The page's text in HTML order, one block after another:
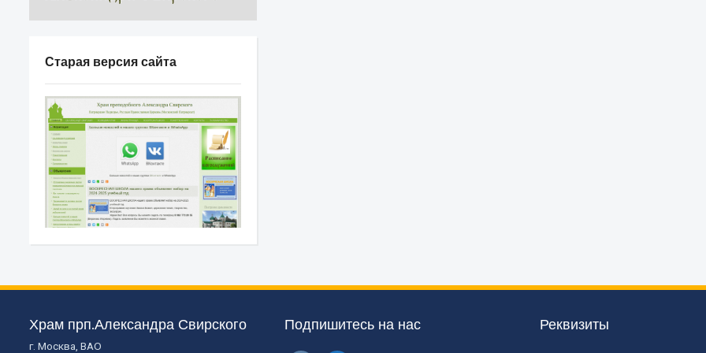
Старая версия сайта
Храм прп.Александра Свирского
г. Москва, ВАО
Подпишитесь на нас Реквизиты